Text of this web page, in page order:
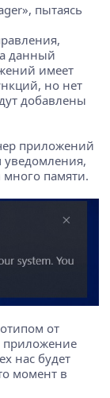
пытаясь
данный
имеет
но нет
добавлены
приложений
уведомления,
памяти.
от
приложение
нас будет
момент в